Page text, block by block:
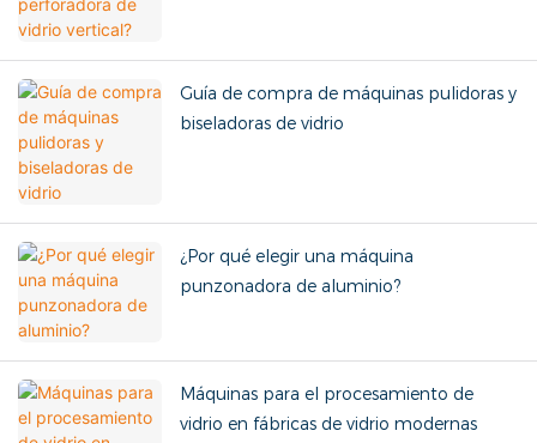
Guía de compra de máquinas pulidoras y
biseladoras de vidrio
¿Por qué elegir una máquina
punzonadora de aluminio?
Máquinas para el procesamiento de
vidrio en fábricas de vidrio modernas